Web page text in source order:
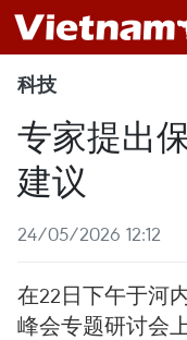
科技
专家提出
建议
24/05/2026 12:12
在22日下午于河
峰会专题研讨会